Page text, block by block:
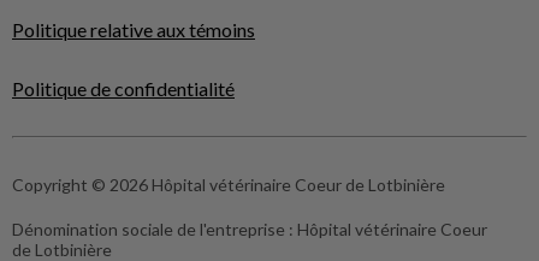
Politique relative aux témoins
Politique de confidentialité
Copyright © 2026 Hôpital vétérinaire Coeur de Lotbinière
Dénomination sociale de l'entreprise : Hôpital vétérinaire Coeur
de Lotbinière